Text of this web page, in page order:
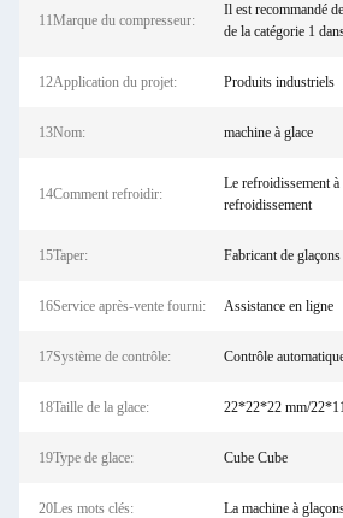
11Marque du compresseur:
Il est recommandé
de la catégorie 1
12Application du projet: Produits industriels
13Nom: machine à glace
14Comment refroidir:
Le refroidissement
refroidissement
15Taper: Fabricant de glaçons
16Service après-vente fourni: Assistance en ligne
17Système de contrôle: Contrôle
18Taille de la glace: 22*22*22 mm/
19Type de glace: Cube Cube
20Les mots clés: La machine à